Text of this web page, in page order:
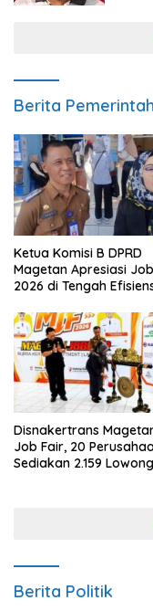
Berita
Ketua Komisi B DPRD
Magetan Apresiasi
2026 di Tengah
Disnakertrans
Job Fair, 20
Sediakan 2.159
Berita Politik